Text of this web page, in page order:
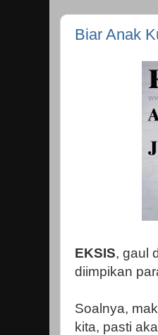
Biar Anak
EKSIS, gaul
diimpikan
Soalnya,
kita, pasti